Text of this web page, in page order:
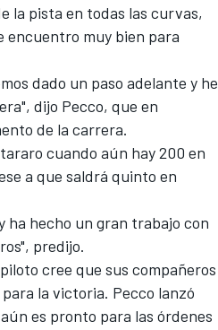
la pista en todas las curvas,
encuentro muy bien para
dado un paso adelante y he
dijo Pecco, que en
de la carrera.
cuando aún hay 200 en
a que saldrá quinto en
ha hecho un gran trabajo con
predijo.
cree que sus compañeros
la victoria. Pecco lanzó
es pronto para las órdenes